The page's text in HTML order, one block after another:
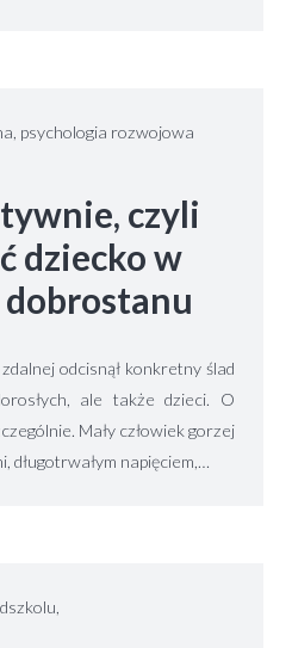
psychologia rozwojowa
czyli
dziecko w
odcisnął konkretny ślad
ale także dzieci. O
Mały człowiek gorzej
długotrwałym napięciem,…